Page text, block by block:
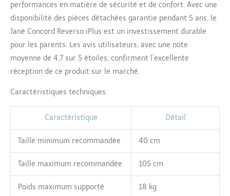
performances en matière de sécurité et de confort. Avec une
disponibilité des pièces détachées garantie pendant 5 ans, le
Jané Concord Reverso iPlus est un investissement durable
pour les parents. Les avis utilisateurs, avec une note
moyenne de 4,7 sur 5 étoiles, confirment l’excellente
réception de ce produit sur le marché.
Caractéristiques techniques
Caractéristique Détail
Taille minimum recommandée 40 cm
Taille maximum recommandée 105 cm
Poids maximum supporté 18 kg